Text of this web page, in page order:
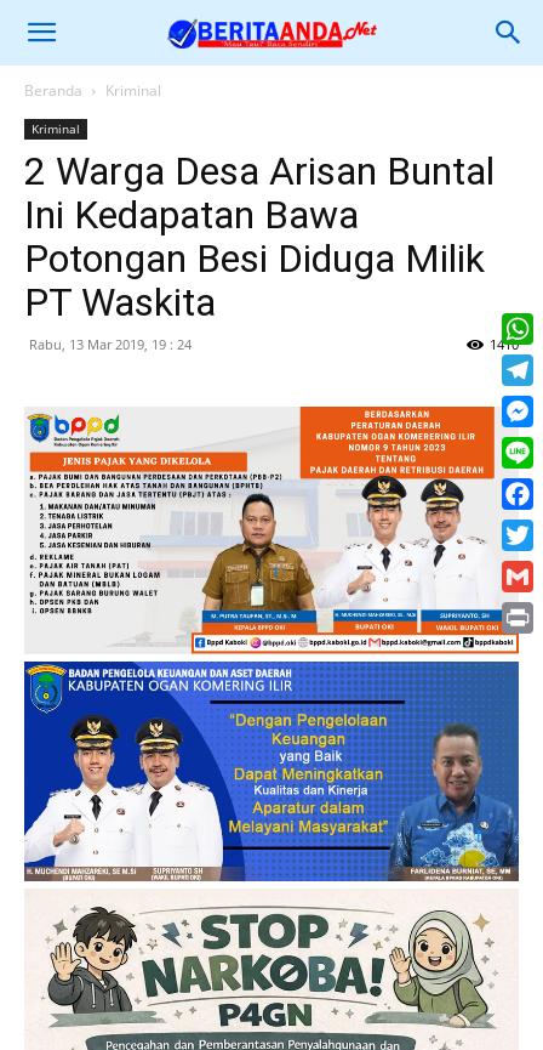
Beranda Kriminal
Kriminal
2 Warga Desa Arisan Buntal
Ini Kedapatan Bawa
Potongan Besi Diduga Milik
PT Waskita
Rabu, 13 Mar 2019, 19 : 24 1410
Line
Print